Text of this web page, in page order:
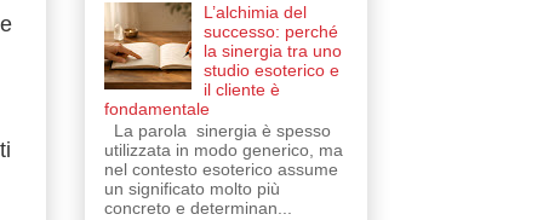
L’alchimia del
successo: perché
la sinergia tra uno
studio esoterico e
il cliente è
fondamentale
La parola sinergia è spesso
utilizzata in modo generico, ma
nel contesto esoterico assume
un significato molto più
concreto e determinan...